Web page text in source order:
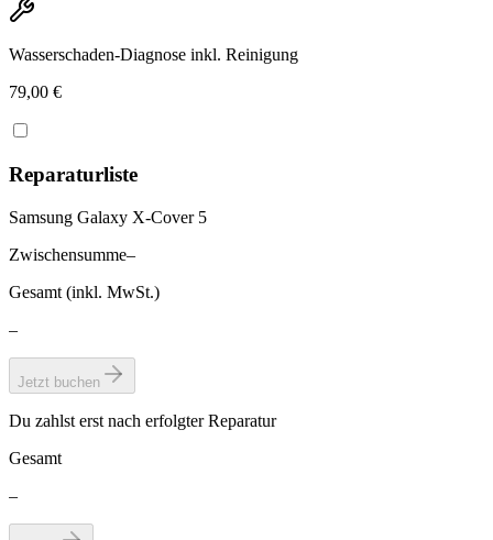
Wasserschaden-Diagnose inkl. Reinigung
79,00 €
Reparaturliste
Samsung Galaxy X-Cover 5
Zwischensumme–
Gesamt (inkl. MwSt.)
–
Jetzt buchen
Du zahlst erst nach erfolgter Reparatur
Gesamt
–